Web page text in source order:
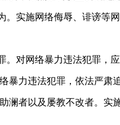
。实施网络侮辱、诽谤等
。对网络暴力违法犯罪，
暴力违法犯罪，依法严肃
澜者以及屡教不改者。